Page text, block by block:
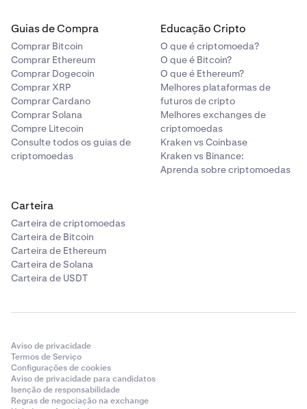
Guias de Compra
Comprar Bitcoin
Comprar Ethereum
Comprar Dogecoin
Comprar XRP
Comprar Cardano
Comprar Solana
Compre Litecoin
Consulte todos os guias de
criptomoedas
Educação Cripto
O que é criptomoeda?
O que é Bitcoin?
O que é Ethereum?
Melhores plataformas de
futuros de cripto
Melhores exchanges de
criptomoedas
Kraken vs Coinbase
Kraken vs Binance:
Aprenda sobre criptomoedas
Carteira
Carteira de criptomoedas
Carteira de Bitcoin
Carteira de Ethereum
Carteira de Solana
Carteira de USDT
Aviso de privacidade
Termos de Serviço
Configurações de cookies
Aviso de privacidade para candidatos
Isenção de responsabilidade
Regras de negociação na exchange